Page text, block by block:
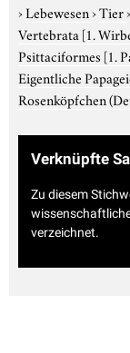
›Lebewesen›Tier›
Vertebrata [1.
Psittaciformes [1.
Eigentliche
Rosenköpfchen
Verknüpfte
Zu diesem
verzeichnet.